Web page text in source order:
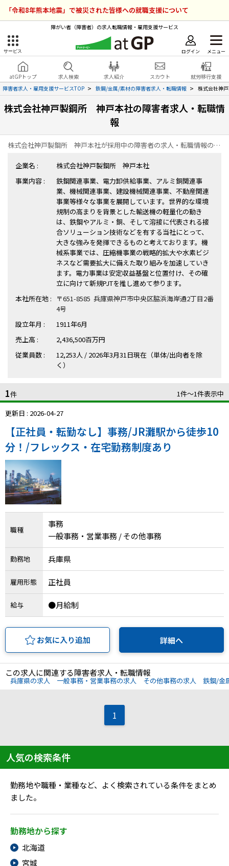
「令和8年熊本地震」で被災された皆様への就職支援について
障がい者（障害者）の求人転職情報・雇用支援サービス
サービス ログイン メニュー
atGPトップ 求人検索 求人紹介 スカウト
就労移行支援
障害者求人・雇用支援サービスTOP
鉄鋼/金属/素材の障害者求人・転職情報 株式会社神
株式会社神戸製鋼所 神戸本社の障害者求人・転職情
報
株式会社神戸製鋼所 神戸本社が採用中の障害者の求人・転職情報の一覧ページです。
企業名 :
株式会社神戸製鋼所 神戸本社
事業内容 :
鉄鋼関連事業、電力卸供給事業、アルミ銅関連事
業、機械関連事業、建設機械関連事業、不動産関連
事業等様々な事業を展開しています。世界的な環境
規制の高まりを背景とした輸送機の軽量化の動き
は、鉄鋼やアルミ・銅、そして溶接に代表される接
合ソリューション技術などを有する当社にとって、
大きな強みを発揮できるものと考えております。機
械系事業では、圧縮機事業の戦略的拡大や水素ビジ
ネスなど需要拡大に備えた取り組みを加速していき
ます。電力事業は安定収益基盤と位置付け、その確
立に向けて新規PJTを推し進めて参ります。
本社所在地 :
〒651-8585 兵庫県神戸市中央区脇浜海岸通2丁目2番
4号
設立年月 :
1911年6月
売上高 :
2,436,500百万円
従業員数 :
12,253人 / 2026年3月31日現在（単体/出向者を除
く）
1件
1件〜1件表示中
更新日 : 2026-04-27
【正社員・転勤なし】事務/JR灘駅から徒歩10
分！/フレックス・在宅勤務制度あり
職種
事務
一般事務・営業事務 / その他事務
勤務地 兵庫県
雇用形態 正社員
給与 ●月給制
お気に入り追加 詳細へ
この求人に関連する障害者求人・転職情報
兵庫県の求人 一般事務・営業事務の求人 その他事務の求人 鉄鋼/金
1
人気の検索条件
勤務地や職種・業種など、よく検索されている条件をまとめ
ました。
勤務地から探す
北海道
宮城
障害者雇用のアットジーピー
サービスラインナップ
就転職支援サービス
障害者専門の就転職支援サービス
障害者アスリート専門の就転職支援サービス
ハイスキルな障害者の転職支援サービス
障害のある新卒学生専門の就職エージェントサービス
求人検索・スカウトサービス
障害者専門の求人検索・スカウトサービス
就労移行支援サービス
障害別専門支援の就労移行支援サービス
IT・Web制作スキルを身につける就労移行支援サービス
ソーシャルファームサービス
しいたけ生産で実現する
新しい障害者雇用支援サービス
ご利用ガイド
法人向けページ
ログイン 会員登録 無料
atGPトップ
各種サービス
求人を検索する
求人を紹介してもらう
スカウトを受ける
就労移行支援サービス
就職・転職ノウハウ
お問い合わせ・よくある質問
よくある質問